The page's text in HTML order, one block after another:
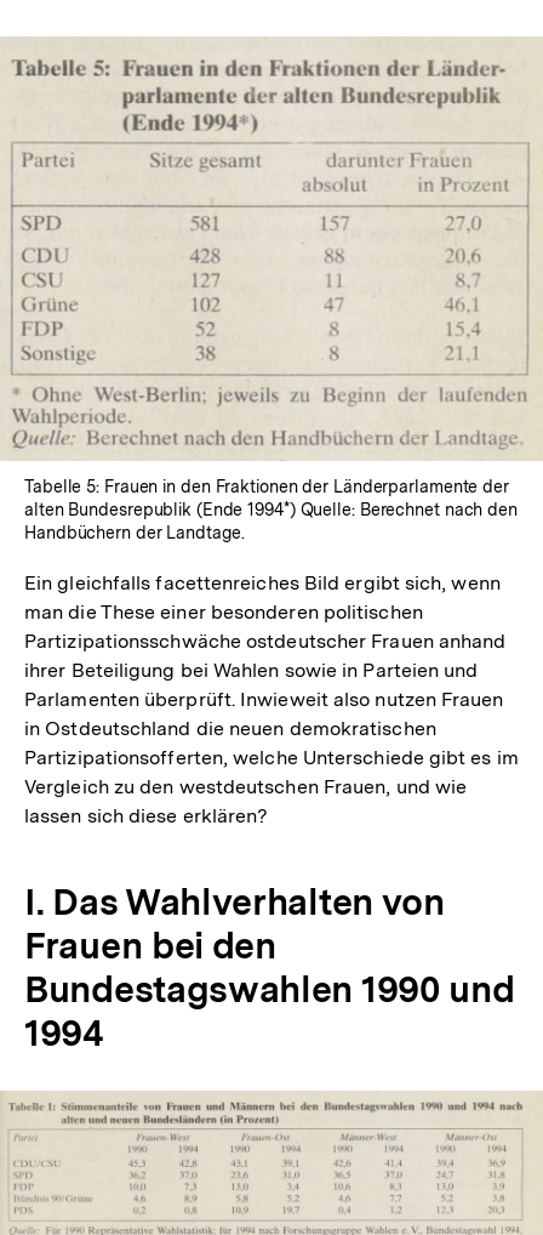
Lightbox
öffnen
Tabelle 5: Frauen in den Fraktionen der Länderparlamente der
alten Bundesrepublik (Ende 1994*) Quelle: Berechnet nach den
Handbüchern der Landtage.
Ein gleichfalls facettenreiches Bild ergibt sich, wenn
man die These einer besonderen politischen
Partizipationsschwäche ostdeutscher Frauen anhand
ihrer Beteiligung bei Wahlen sowie in Parteien und
Parlamenten überprüft. Inwieweit also nutzen Frauen
in Ostdeutschland die neuen demokratischen
Partizipationsofferten, welche Unterschiede gibt es im
Vergleich zu den westdeutschen Frauen, und wie
lassen sich diese erklären?
I. Das Wahlverhalten von
Frauen bei den
Bundestagswahlen 1990 und
1994
In
Lightbox
öffnen